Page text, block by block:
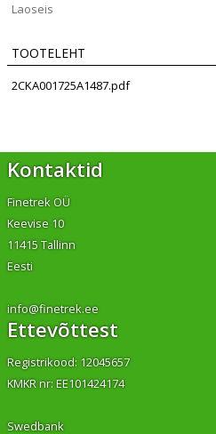
Laoseis
TOOTELEHT
2CKA001725A1487.pdf
Kontaktid
Finetrek OÜ
Keevise 10
11415 Tallinn
Eesti
info@finetrek.ee
Ettevõttest
Registrikood: 12045657
KMKR nr: EE101424174
Swedbank